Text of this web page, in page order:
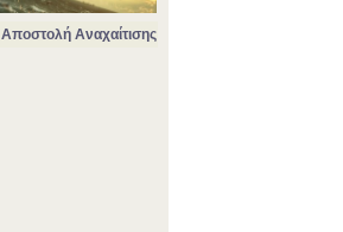
Αποστολή Αναχαίτισης